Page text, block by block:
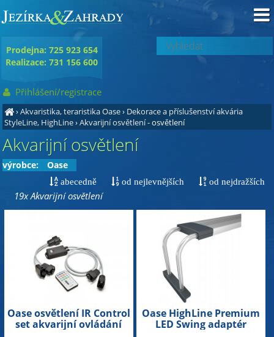
›Akvaristika, teraristika Oase› Dekorace a příslušenství akvária
StyleLine, HighLine›Akvarijní osvětlení- osvětlení
Akvarijní osvětlení
výrobce: Oase
abecedně od nejlevnějších od nejdražších
19x Akvarijní osvětlení
Oase osvětlení IR Control
set akvarijní ovládání
Oase HighLine Premium
LED Swing adaptér
Prodejna: 725 923 654
Realizace: 731 156 600
Přihlášení/registrace